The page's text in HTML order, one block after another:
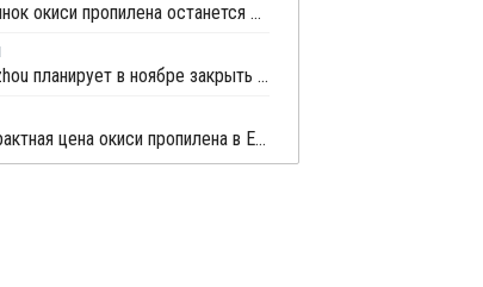
Европейский рынок окиси пропилена останется ограниченным в четвертом квартале
Sinochem Quanzhou планирует в ноябре закрыть производство окиси пропилена в Китае
Июньская контрактная цена окиси пропилена в Европе выросла на EUR32 за тонну